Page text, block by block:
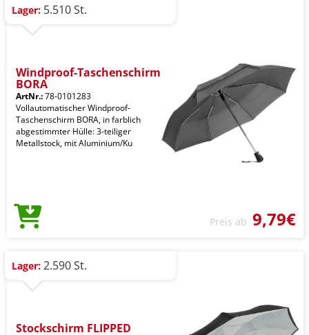
Lager: 5.510 St.
Windproof-Taschenschirm
BORA
ArtNr.:78-0101283
Vollautomatischer Windproof-
Taschenschirm BORA, in farblich
abgestimmter Hülle: 3-teiliger
Metallstock, mit Aluminium/Ku
Preis ab 9,79€
Lager: 2.590 St.
Stockschirm FLIPPED